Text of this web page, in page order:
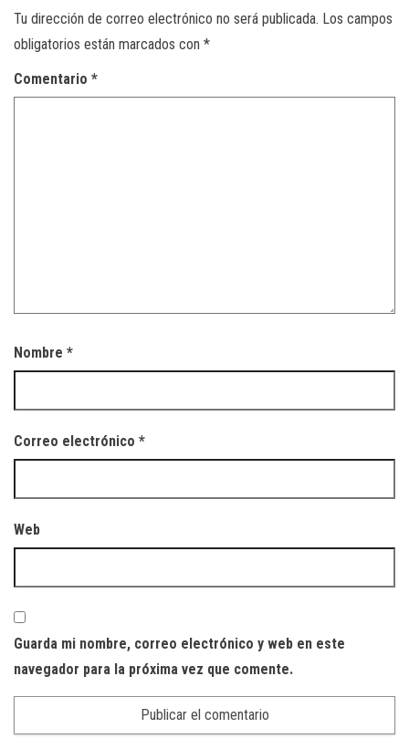
Tu dirección de correo electrónico no será publicada. Los campos
obligatorios están marcados con *
Comentario *
Nombre *
Correo electrónico *
Web
Guarda mi nombre, correo electrónico y web en este
navegador para la próxima vez que comente.